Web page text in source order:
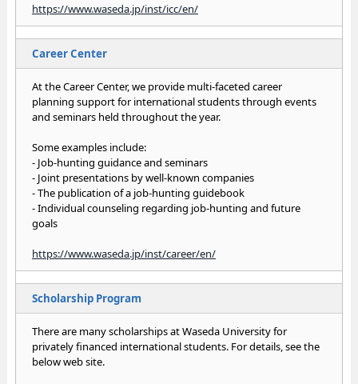
https://www.waseda.jp/inst/icc/en/
Career Center
At the Career Center, we provide multi-faceted career
planning support for international students through events
and seminars held throughout the year.
Some examples include:
- Job-hunting guidance and seminars
- Joint presentations by well-known companies
- The publication of a job-hunting guidebook
- Individual counseling regarding job-hunting and future
goals
https://www.waseda.jp/inst/career/en/
Scholarship Program
There are many scholarships at Waseda University for
privately financed international students. For details, see the
below web site.